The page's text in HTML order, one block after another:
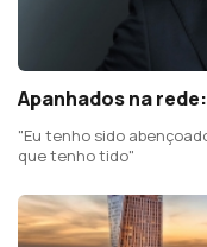
Apanhados na
"Eu tenho sido
que tenho tido"